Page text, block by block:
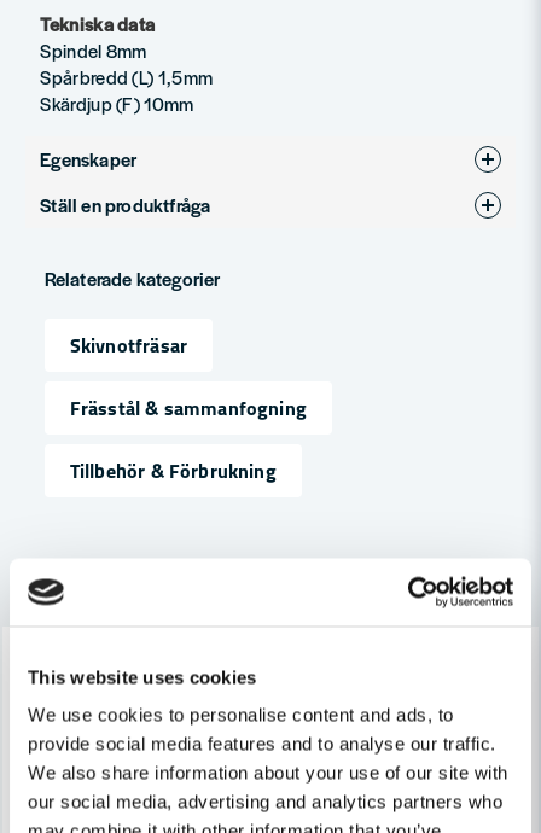
This website uses cookies
We use cookies to personalise content and ads, to
provide social media features and to analyse our traffic.
We also share information about your use of our site with
our social media, advertising and analytics partners who
Tekniska data
Spindel 8mm
Spårbredd (L) 1,5mm
Skärdjup (F) 10mm
Egenskaper
Produkttyp
Ställ en produktfråga
Fråga oss något om denna produkten...
Namn
email
Relaterade kategorier
Skivnotfräsar
Frässtål & sammanfogning
Tillbehör & Förbrukning
Andra produkter i kategorin